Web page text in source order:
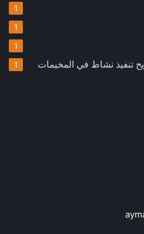
1
1
1
تنفيذ نشاط في المخيمات 1